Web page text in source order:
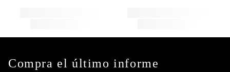
Compra el último informe